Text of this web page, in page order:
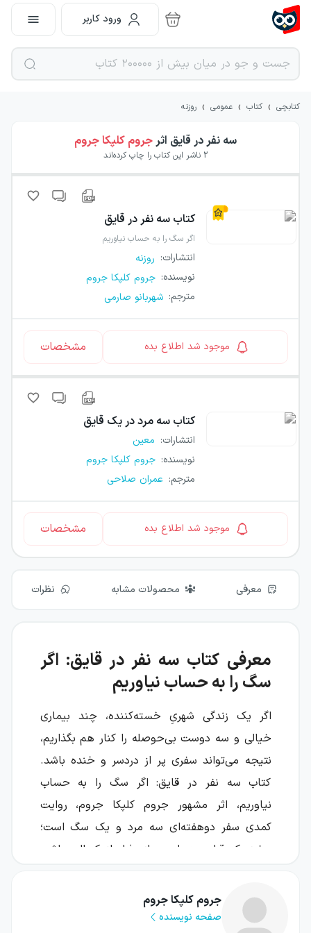
ورود کاربر
کتابچی › کتاب › عمومی › روزنه
سه نفر در قایق اثرجروم کلپکا جروم
2 ناشر این کتاب را چاپ کرده‌اند
کتاب سه نفر در قایق
اگر سگ را به حساب نیاوریم
انتشارات: روزنه
نویسنده: جروم کلپکا جروم
مترجم: شهربانو صارمی
موجود شد اطلاع بده مشخصات
کتاب سه مرد در یک قایق
انتشارات: معین
نویسنده: جروم کلپکا جروم
مترجم: عمران صلاحی
موجود شد اطلاع بده مشخصات
معرفی محصولات مشابه نظرات
معرفی کتاب سه نفر در قایق: اگر
سگ را به حساب نیاوریم
اگر یک زندگی شهریِ خسته‌کننده، چند بیماری
خیالی و سه دوست بی‌حوصله را کنار هم بگذاریم،
نتیجه می‌تواند سفری پر از دردسر و خنده باشد.
کتاب سه نفر در قایق: اگر سگ را به حساب
نیاوریم، اثر مشهور جروم کلپکا جروم، روایت
کمدی سفر دوهفته‌ای سه مرد و یک سگ است؛
سفری که قرار بود راهی برای فرار از کسالت باشد،
پیش‌بینی‌نشده تبدیل می‌شود.
این کتاب با نگاهی شوخ‌طبعانه به عادت‌های
جروم کلپکا جروم
صفحه نویسنده